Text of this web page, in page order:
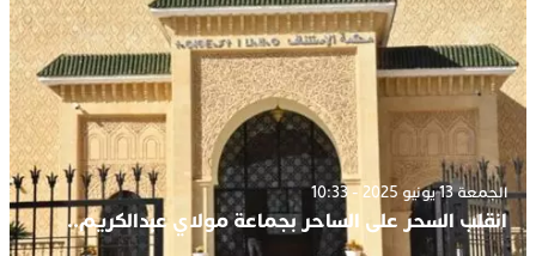
الجمعة 13 يونيو 2025 - 10:33
انقلب السحر على الساحر بجماعة مولاي عبدالكريم..